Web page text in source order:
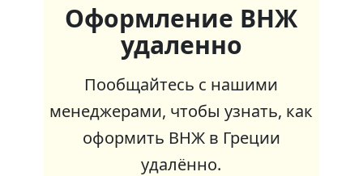
Оформление ВНЖ
удаленно
Пообщайтесь с нашими
менеджерами, чтобы узнать, как
оформить ВНЖ в Греции
удалённо.